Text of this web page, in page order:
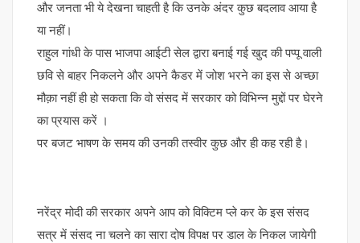
और जनता भी ये देखना चाहती है कि उनके अंदर कुछ बदलाव आया है
या नहीं।
राहुल गांधी के पास भाजपा आईटी सेल द्वारा बनाई गई खुद की पप्पू वाली
छवि से बाहर निकलने और अपने कैडर में जोश भरने का इस से अच्छा
मौक़ा नहीं ही हो सकता कि वो संसद में सरकार को विभिन्न मुद्दों पर घेरने
का प्रयास करें ।
पर बजट भाषण के समय की उनकी तस्वीर कुछ और ही कह रही है।
नरेंद्र मोदी की सरकार अपने आप को विक्टिम प्ले कर के इस संसद
सत्र में संसद ना चलने का सारा दोष विपक्ष पर डाल के निकल जायेगी